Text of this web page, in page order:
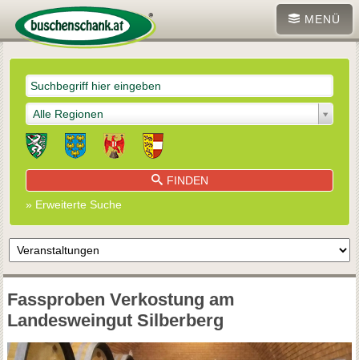
MENÜ
Alle Regionen
FINDEN
» Erweiterte Suche
Fassproben Verkostung am
Landesweingut Silberberg